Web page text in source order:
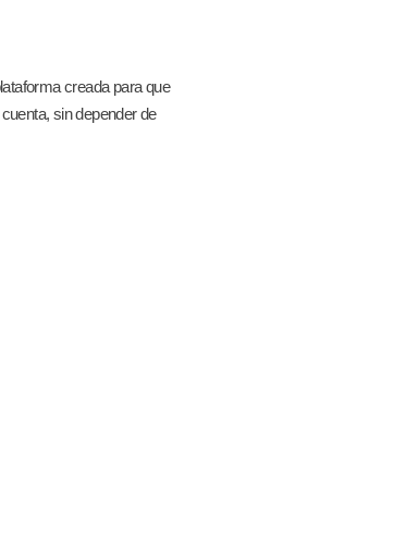
creada para que
sin depender de